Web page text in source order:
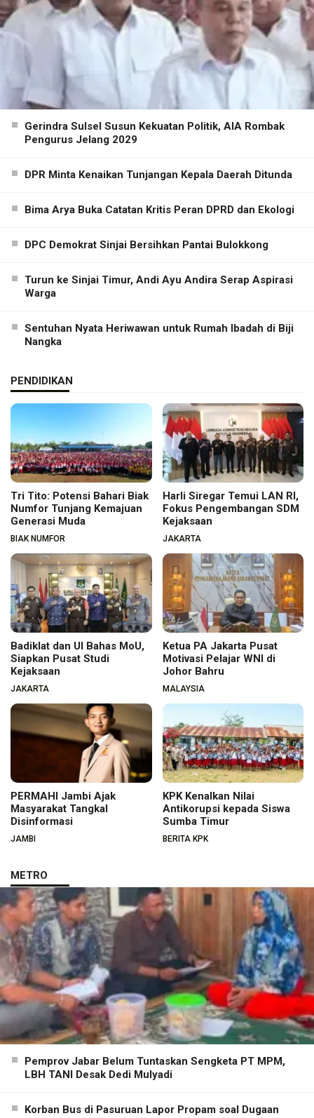
Gerindra Sulsel Susun Kekuatan Politik, AIA Rombak
Pengurus Jelang 2029
DPR Minta Kenaikan Tunjangan Kepala Daerah Ditunda
Bima Arya Buka Catatan Kritis Peran DPRD dan Ekologi
DPC Demokrat Sinjai Bersihkan Pantai Bulokkong
Turun ke Sinjai Timur, Andi Ayu Andira Serap Aspirasi
Warga
Sentuhan Nyata Heriwawan untuk Rumah Ibadah di Biji
Nangka
PENDIDIKAN
Tri Tito: Potensi Bahari Biak
Numfor Tunjang Kemajuan
Generasi Muda
BIAK NUMFOR
Harli Siregar Temui LAN RI,
Fokus Pengembangan SDM
Kejaksaan
JAKARTA
Badiklat dan UI Bahas MoU,
Siapkan Pusat Studi
Kejaksaan
JAKARTA
Ketua PA Jakarta Pusat
Motivasi Pelajar WNI di
Johor Bahru
MALAYSIA
PERMAHI Jambi Ajak
Masyarakat Tangkal
Disinformasi
JAMBI
KPK Kenalkan Nilai
Antikorupsi kepada Siswa
Sumba Timur
BERITA KPK
METRO
Pemprov Jabar Belum Tuntaskan Sengketa PT MPM,
LBH TANI Desak Dedi Mulyadi
Korban Bus di Pasuruan Lapor Propam soal Dugaan